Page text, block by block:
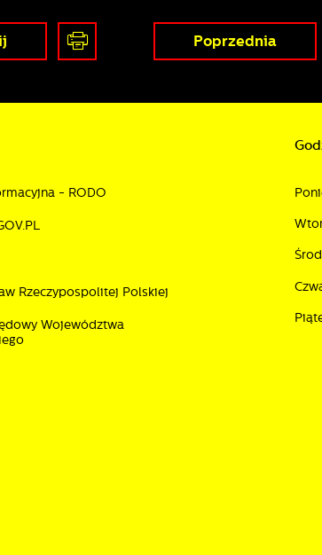
Poprzednia
- RODO
Rzeczypospolitej Polskiej
Województwa
witryny internetowej. Treści promocyjne mogą
trzecich lub firm będących naszymi partnerami oraz
Firmy te działają w charakterze pośredników prezentujących
wiadomości, ofert, komunikatów mediów